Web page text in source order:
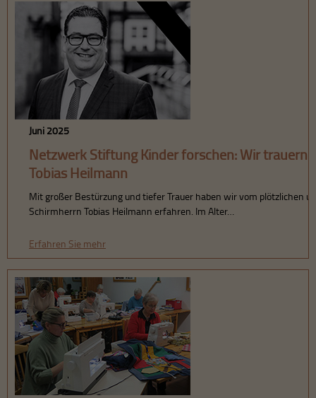
Juni 2025
Netzwerk Stiftung Kinder forschen: Wir trauern
Tobias Heilmann
Mit großer Bestürzung und tiefer Trauer haben wir vom plötzlichen
Schirmherrn Tobias Heilmann erfahren. Im Alter…
Erfahren Sie mehr